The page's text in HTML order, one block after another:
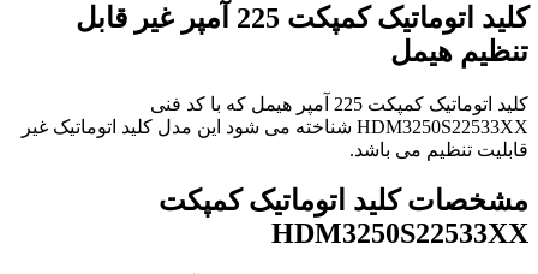
کلید اتوماتیک کمپکت 225
آمپر غیر قابل
تنظیم هیمل
کلید اتوماتیک کمپکت 225 آمپر هیمل که با کد فنی
HDM3250S22533XX شناخته می شود این مدل کلید اتوماتیک غیر
قابلیت تنظیم می باشد.
مشخصات کلید اتوماتیک کمپکت
HDM3250S22533XX